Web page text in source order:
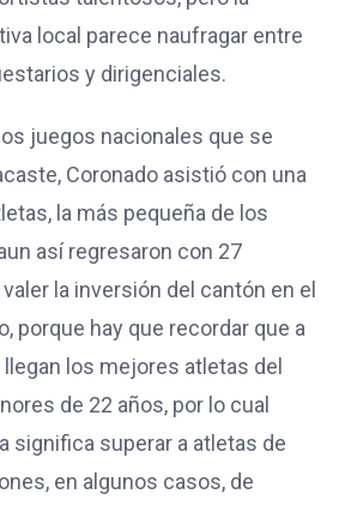
local parece naufragar entre
y dirigenciales.
juegos nacionales que se
Coronado asistió con una
la más pequeña de los
así regresaron con 27
la inversión del cantón en el
porque hay que recordar que a
los mejores atletas del
de 22 años, por lo cual
significa superar a atletas de
en algunos casos, de